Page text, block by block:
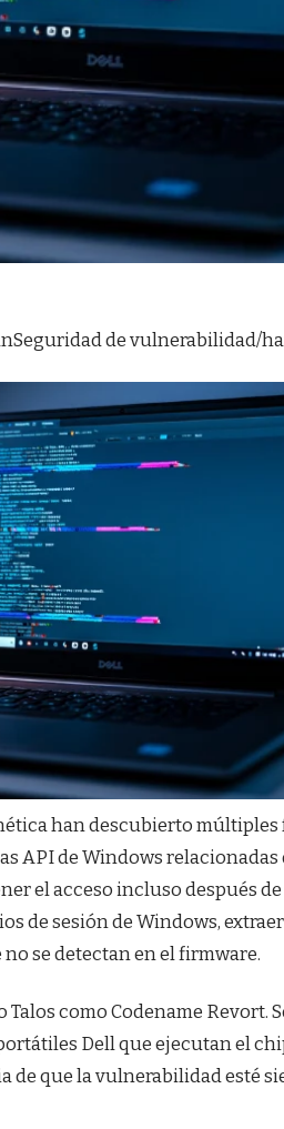
Seguridad de vulnerabilidad/
han descubierto múltiples
API de Windows
el acceso incluso después
de sesión de Windows,
se detectan en el firmware.
como Codename Revort.
Dell que ejecutan el
de que la vulnerabilidad esté